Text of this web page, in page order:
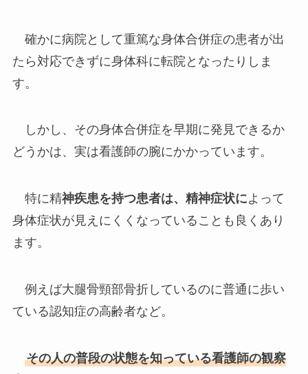
確かに病院として重篤な身体合併症の患者が出
たら対応できずに身体科に転院となったりしま
す。
しかし、その身体合併症を早期に発見できるか
どうかは、実は看護師の腕にかかっています。
特に精神疾患を持つ患者は、精神症状によって
身体症状が見えにくくなっていることも良くあり
ます。
例えば大腿骨頸部骨折しているのに普通に歩い
ている認知症の高齢者など。
その人の普段の状態を知っている看護師の観察